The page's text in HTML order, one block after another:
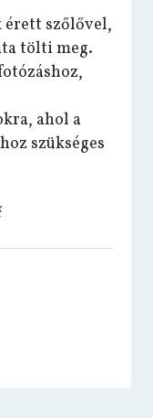
érett szőlővel,
tölti meg.
ahol a
szükséges